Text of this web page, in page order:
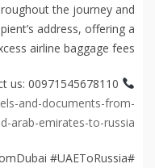
the journey and
address, offering a
airline baggage fees.
and-documents-from-
arab-emirates-to-russia/
#UAEToRussia